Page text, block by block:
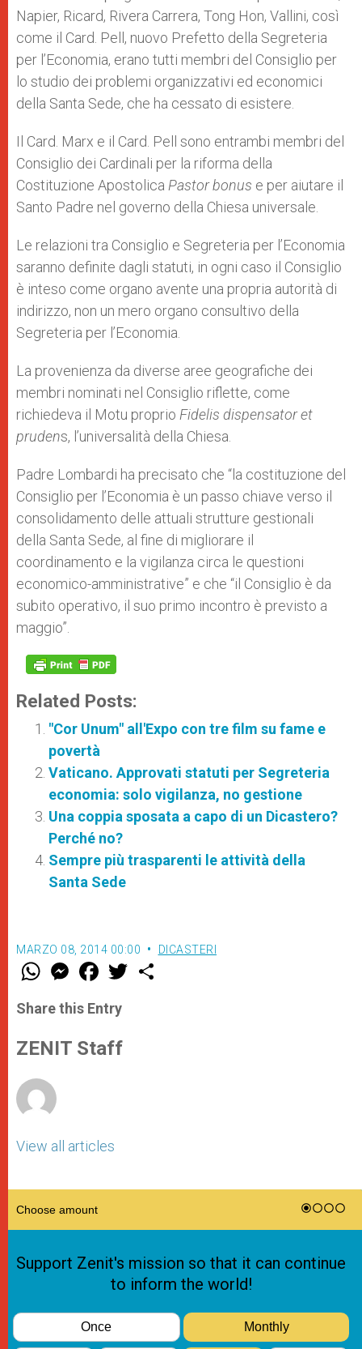
Napier, Ricard, Rivera Carrera, Tong Hon, Vallini, così
come il Card. Pell, nuovo Prefetto della Segreteria
per l’Economia, erano tutti membri del Consiglio per
lo studio dei problemi organizzativi ed economici
della Santa Sede, che ha cessato di esistere.
Il Card. Marx e il Card. Pell sono entrambi membri del
Consiglio dei Cardinali per la riforma della
Costituzione Apostolica Pastor bonus e per aiutare il
Santo Padre nel governo della Chiesa universale.
Le relazioni tra Consiglio e Segreteria per l’Economia
saranno definite dagli statuti, in ogni caso il Consiglio
è inteso come organo avente una propria autorità di
indirizzo, non un mero organo consultivo della
Segreteria per l’Economia.
La provenienza da diverse aree geografiche dei
membri nominati nel Consiglio riflette, come
richiedeva il Motu proprio Fidelis dispensator et
prudens, l’universalità della Chiesa.
Padre Lombardi ha precisato che “la costituzione del
Consiglio per l’Economia è un passo chiave verso il
consolidamento delle attuali strutture gestionali
della Santa Sede, al fine di migliorare il
coordinamento e la vigilanza circa le questioni
economico-amministrative” e che “il Consiglio è da
subito operativo, il suo primo incontro è previsto a
maggio”.
Related Posts:
"Cor Unum" all'Expo con tre film su fame e
povertà
Vaticano. Approvati statuti per Segreteria
economia: solo vigilanza, no gestione
Una coppia sposata a capo di un Dicastero?
Perché no?
Sempre più trasparenti le attività della
Santa Sede
MARZO 08, 2014 00:00 DICASTERI
W
t
s
p
p
M
e
s
e
g
e
F
a
e
b
o
k
w
Share this Entry
ZENIT Staff
View all articles